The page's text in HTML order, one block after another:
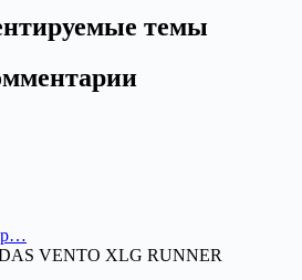
темы
VENTO XLG RUNNER